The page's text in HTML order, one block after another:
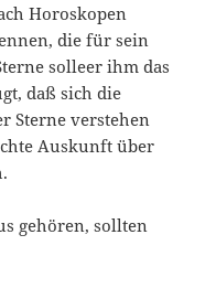
Horoskopen
die für sein
solleer ihm das
daß sich die
Sterne verstehen
Auskunft über
gehören, sollten